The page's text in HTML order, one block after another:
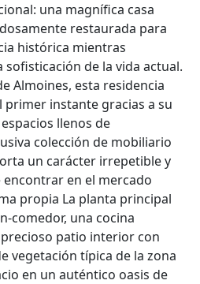
una magnífica casa
restaurada para
histórica mientras
de la vida actual.
Almoines, esta residencia
primer instante gracias a su
llenos de
colección de mobiliario
un carácter irrepetible y
en el mercado
propia La planta principal
comedor, una cocina
patio interior con
vegetación típica de la zona
en un auténtico oasis de